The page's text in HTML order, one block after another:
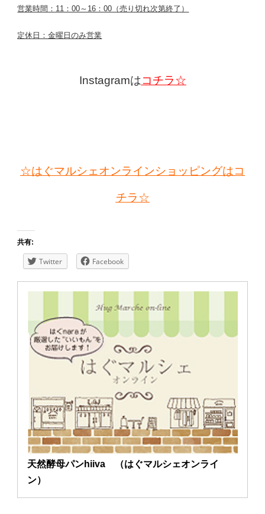
営業時間：11：00～16：00（売り切れ次第終了）
定休日：金曜日のみ営業
Instagramはコチラ☆
☆はぐマルシェオンラインショッピングはコ
チラ☆
共有:
Twitter Facebook
天然酵母パンhiiva （はぐマルシェオンライ
ン）